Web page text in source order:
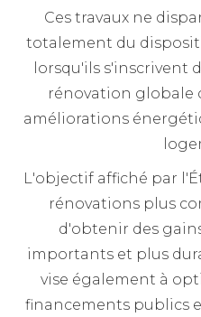
Ces travaux ne
totalement du
lorsqu'ils s'inscrivent
rénovation globale
améliorations
L'objectif affiché par
rénovations plus
d'obtenir des
importants et plus
vise également à
financements publics